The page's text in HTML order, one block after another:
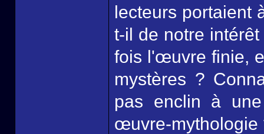
lecteurs portaient
t-il de notre
fois l'œuvre finie,
mystères ?
pas enclin à
œuvre-mythologie